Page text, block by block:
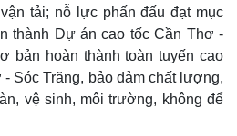
tải; nỗ lực phấn đấu đạt mục
thành Dự án cao tốc Cần Thơ -
bản hoàn thành toàn tuyến cao
Sóc Trăng, bảo đảm chất lượng,
vệ sinh, môi trường, không để